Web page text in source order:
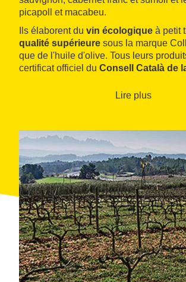
picapoll et macabeu.
Ils élaborent du vin écologique à petit
qualité supérieure sous la marque
que de l'huile d'olive. Tous leurs
certificat officiel du Consell Català de
Les visiteurs peuvent voirles
est possible de
déguster leurs vins
acheter sur place. Le Celler el Molí offre
visites conçues sur mesure, sur
l'avance.
Lire plus